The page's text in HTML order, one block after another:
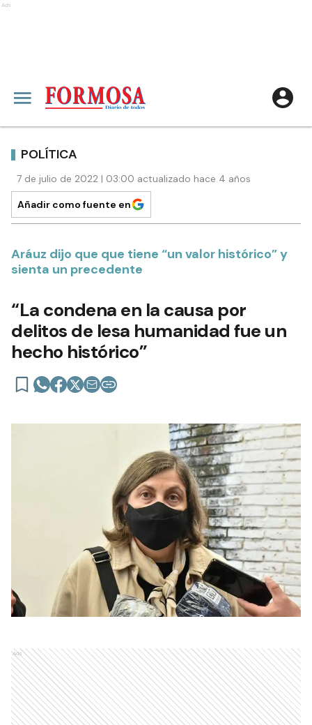
Ads
POLÍTICA
7 de julio de 2022 | 03:00 actualizado hace 4 años
Añadir como fuente en
Aráuz dijo que que tiene “un valor histórico” y
sienta un precedente
“La condena en la causa por
delitos de lesa humanidad fue un
hecho histórico”
Ads